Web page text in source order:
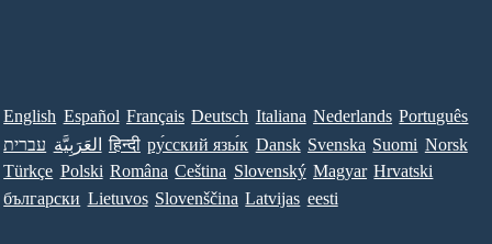
English Español Français Deutsch Italiana Nederlands Português
עברית العَرَبِيَّة हिन्दी ру́сский язы́к Dansk Svenska Suomi Norsk
Türkçe Polski Româna Ceština Slovenský Magyar Hrvatski
български Lietuvos Slovenščina Latvijas eesti